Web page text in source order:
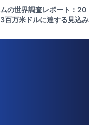
の世界調査レポート：20
百万米ドルに達する見込み